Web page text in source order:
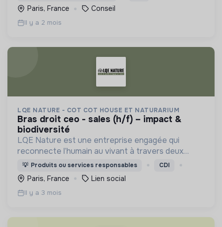
Paris, France Conseil
Il y a 2 mois
LQE NATURE - COT COT HOUSE ET NATURARIUM
bras droit ceo - sales (h/f) – impact &
biodiversité
LQE Nature est une entreprise engagée qui
reconnecte l’humain au vivant à travers deux
marques complémentaires : Cot Cot House (b2c)
et Naturarium (b2b)
💡 Produits ou services responsables CDI
Paris, France Lien social
Il y a 3 mois